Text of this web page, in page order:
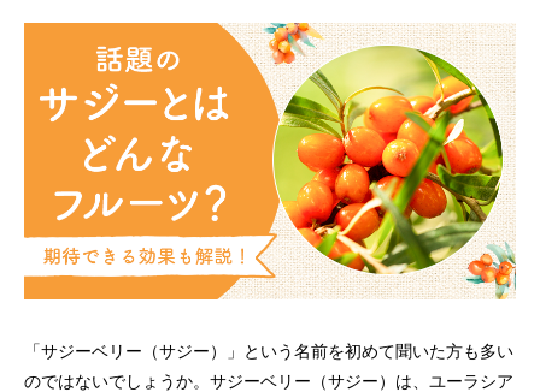
「サジーベリー（サジー）」という名前を初めて聞いた方も多い
のではないでしょうか。サジーベリー（サジー）は、ユーラシア